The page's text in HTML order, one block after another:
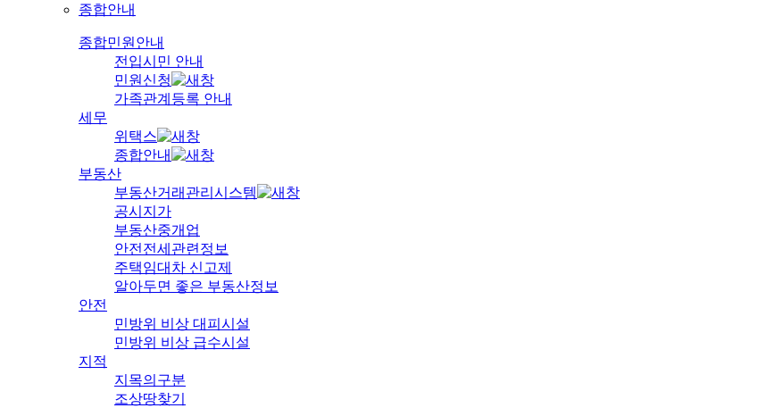
종합안내
종합민원안내
전입시민 안내
민원신청
가족관계등록 안내
세무
위택스
종합안내
부동산
부동산거래관리시스템
공시지가
부동산중개업
안전전세관련정보
주택임대차 신고제
알아두면 좋은 부동산정보
안전
민방위 비상 대피시설
민방위 비상 급수시설
지적
지목의구분
조상땅찾기